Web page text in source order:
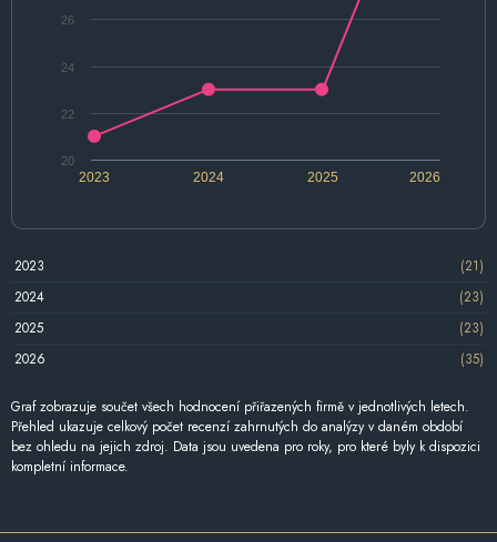
2024 2026
2023 2025
20
22
24
26
2023
(21)
2024
(23)
2025
(23)
2026
(35)
Graf zobrazuje součet všech hodnocení přiřazených firmě v jednotlivých letech.
Přehled ukazuje celkový počet recenzí zahrnutých do analýzy v daném období
bez ohledu na jejich zdroj. Data jsou uvedena pro roky, pro které byly k dispozici
kompletní informace.